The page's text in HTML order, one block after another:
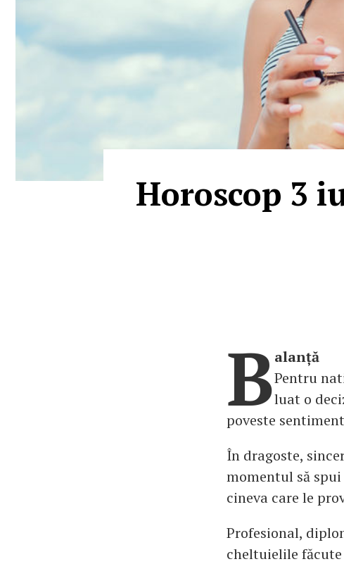
Horoscop 3
Balanță
Pentru
luat o
poveste
În dragoste,
momentul să
cineva care le
Profesional,
cheltuielile